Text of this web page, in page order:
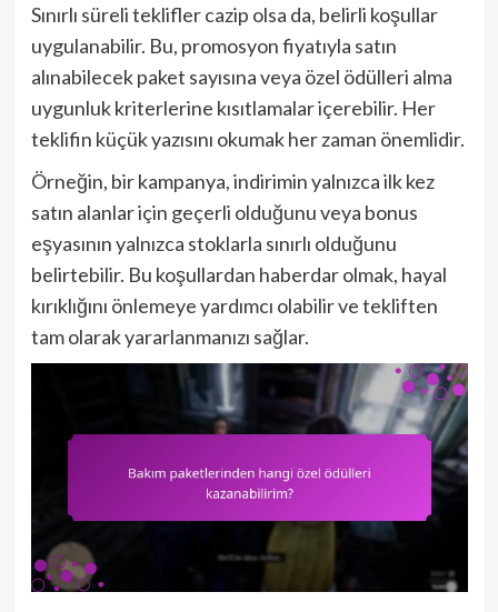
Sınırlı süreli teklifler cazip olsa da, belirli koşullar
uygulanabilir. Bu, promosyon fiyatıyla satın
alınabilecek paket sayısına veya özel ödülleri alma
uygunluk kriterlerine kısıtlamalar içerebilir. Her
teklifin küçük yazısını okumak her zaman önemlidir.
Örneğin, bir kampanya, indirimin yalnızca ilk kez
satın alanlar için geçerli olduğunu veya bonus
eşyasının yalnızca stoklarla sınırlı olduğunu
belirtebilir. Bu koşullardan haberdar olmak, hayal
kırıklığını önlemeye yardımcı olabilir ve tekliften
tam olarak yararlanmanızı sağlar.